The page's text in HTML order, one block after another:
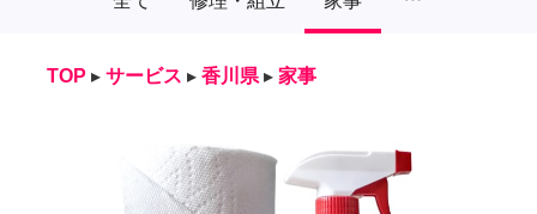
TOP ▸ サービス ▸ 香川県 ▸ 家事